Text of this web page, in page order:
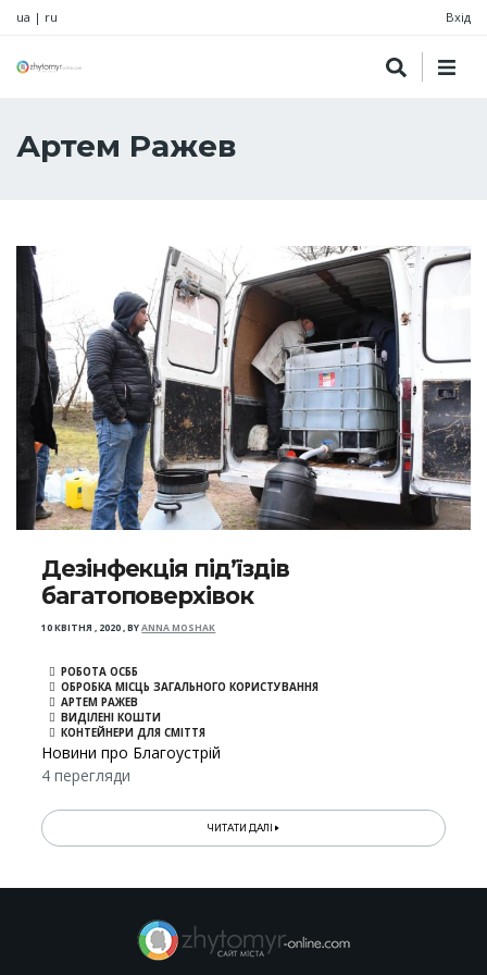
ua | ru Вхід
Артем Ражев
Дезінфекція під’їздів
багатоповерхівок
10 КВІТНЯ , 2020,BYANNA MOSHAK
РОБОТА ОСББ
ОБРОБКА МІСЦЬ ЗАГАЛЬНОГО КОРИСТУВАННЯ
АРТЕМ РАЖЕВ
ВИДІЛЕНІ КОШТИ
КОНТЕЙНЕРИ ДЛЯ СМІТТЯ
Новини про Благоустрій
4 перегляди
ЧИТАТИ ДАЛІ